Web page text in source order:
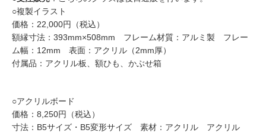
○複製イラスト
価格：22,000円（税込）
額縁寸法：393mm×508mm フレーム材質：アルミ製 フレー
ム幅：12mm 表面：アクリル（2mm厚）
付属品：アクリル板、額ひも、かぶせ箱
○アクリルボード
価格：8,250円（税込）
寸法：B5サイズ・B5変形サイズ 素材：アクリル アクリル